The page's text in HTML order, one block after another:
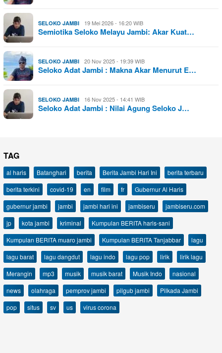
SELOKO JAMBI 19 Mei 2026 - 16:20 WIB
Semiotika Seloko Melayu Jambi: Akar Kuat…
SELOKO JAMBI 20 Nov 2025 - 19:39 WIB
Seloko Adat Jambi : Makna Akar Menurut E…
SELOKO JAMBI 16 Nov 2025 - 14:41 WIB
Seloko Adat Jambi : Nilai Agung Seloko J…
TAG
al haris Batanghari berita Berita Jambi Hari Ini
berita terbaru
berita terkini
covid-19 en film fr
Gubernur Al Haris
gubernur jambi
jambi jambi hari ini jambiseru
jambiseru.com
jp
kota jambi kriminal
Kumpulan BERITA haris-sani
Kumpulan BERITA muaro jambi
Kumpulan BERITA Tanjabbar
lagu
lagu barat
lagu dangdut lagu indo lagu pop lirik
lirik lagu
Merangin
mp3 musik musik barat Musik Indo
nasional
news
olahraga pemprov jambi pilgub jambi
Pilkada Jambi
pop
situs sv us virus corona